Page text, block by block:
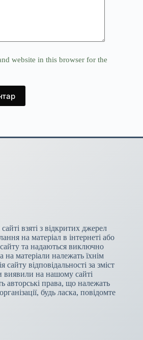
website in this browser for the
взяті з відкритих джерел
на матеріал в інтернеті або
сайту та надаються виключно
матеріали належать їхнім
сайту відповідальності за зміст
виявили на нашому сайті
авторські права, що належать
будь ласка, повідомте